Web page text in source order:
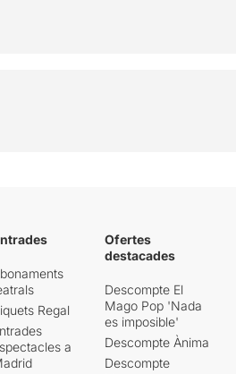
Regal
a
Ofertes
destacades
Descompte El
Mago Pop 'Nada
es imposible'
Descompte Ànima
Descompte